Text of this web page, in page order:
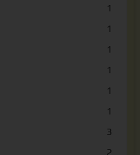
1
1
1
1
1
1
3
2